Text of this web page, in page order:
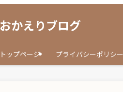
おかえりブログ
トップページ プライバシーポリシー